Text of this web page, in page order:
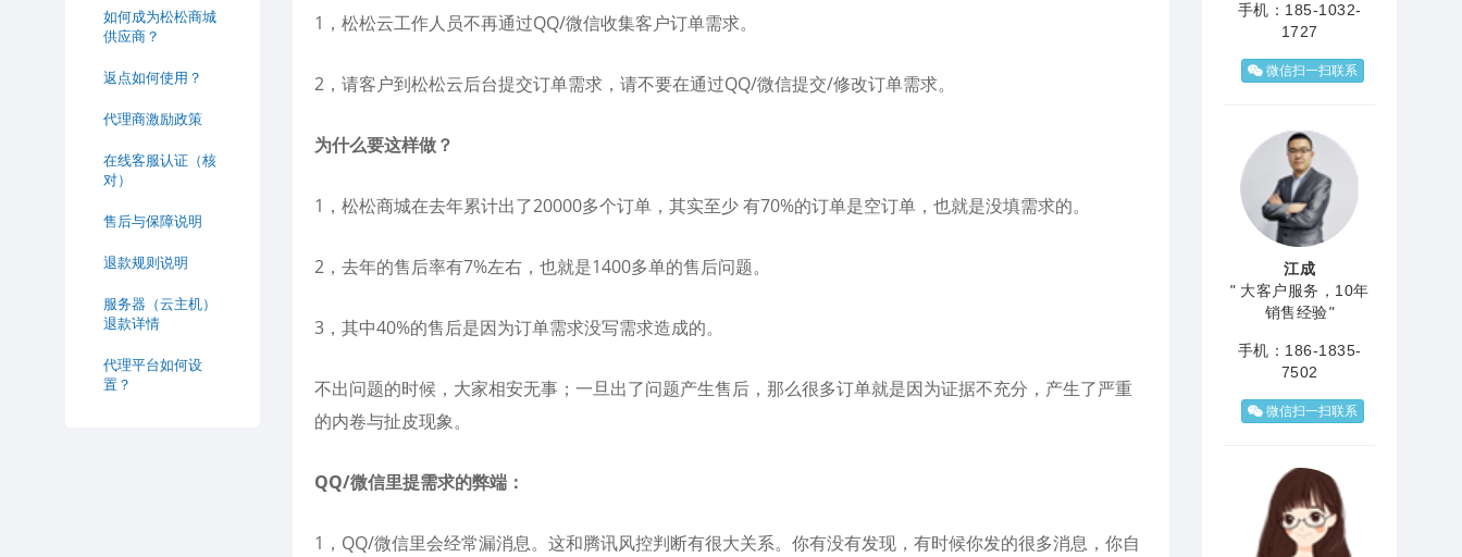
如何成为松松商城
供应商？
返点如何使用？
代理商激励政策
在线客服认证（核
对）
售后与保障说明
退款规则说明
服务器（云主机）
退款详情
代理平台如何设
置？
1，松松云工作人员不再通过QQ/微信收集客户订单需求。
2，请客户到松松云后台提交订单需求，请不要在通过QQ/微信提交/修改订单需求。
为什么要这样做？
1，松松商城在去年累计出了20000多个订单，其实至少 有70%的订单是空订单，也就是没填需求的。
2，去年的售后率有7%左右，也就是1400多单的售后问题。
3，其中40%的售后是因为订单需求没写需求造成的。
不出问题的时候，大家相安无事；一旦出了问题产生售后，那么很多订单就是因为证据不充分，产生了严重
的内卷与扯皮现象。
QQ/微信里提需求的弊端：
1，QQ/微信里会经常漏消息。这和腾讯风控判断有很大关系。你有没有发现，有时候你发的很多消息，你自
手机：185-1032-
1727
微信扫一扫联系
江成
"大客户服务，10年
销售经验"
手机：186-1835-
7502
微信扫一扫联系